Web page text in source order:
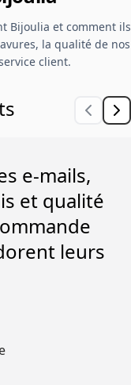
Bijoulia et comment ils
la qualité de nos
client.
e-mails,
et qualité
leurs